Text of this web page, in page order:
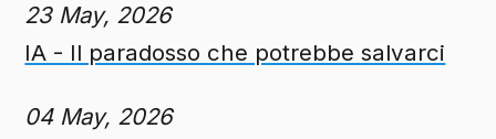
23 May, 2026
IA - Il paradosso che potrebbe salvarci
04 May, 2026